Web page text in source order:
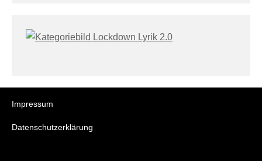
Impressum
Datenschutzerklärung